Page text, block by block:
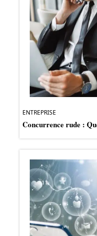
ENTREPRISE
Concurrence rude :